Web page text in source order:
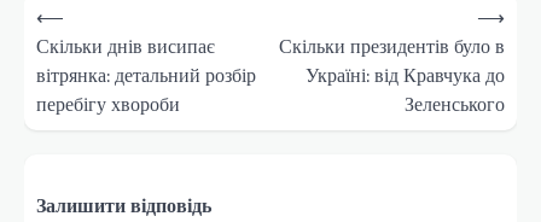
записів
⟵
Скільки днів висипає
вітрянка: детальний розбір
перебігу хвороби
Скільки президентів було в
Україні: від Кравчука до
Зеленського
⟶
Залишити відповідь